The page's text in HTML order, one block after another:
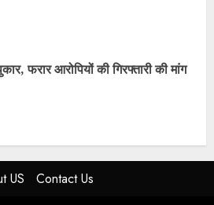
फरार आरोपियों की गिरफ्तारी की मांग
US Contact Us